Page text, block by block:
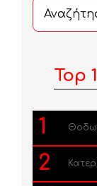
Αναζήτηση
...
Top
1
2